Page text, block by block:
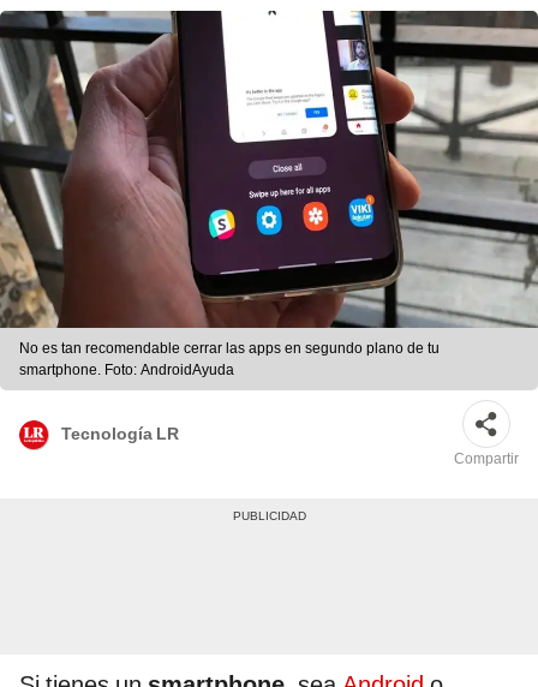
No es tan recomendable cerrar las apps en segundo plano de tu
smartphone. Foto: AndroidAyuda
Tecnología LR
Compartir